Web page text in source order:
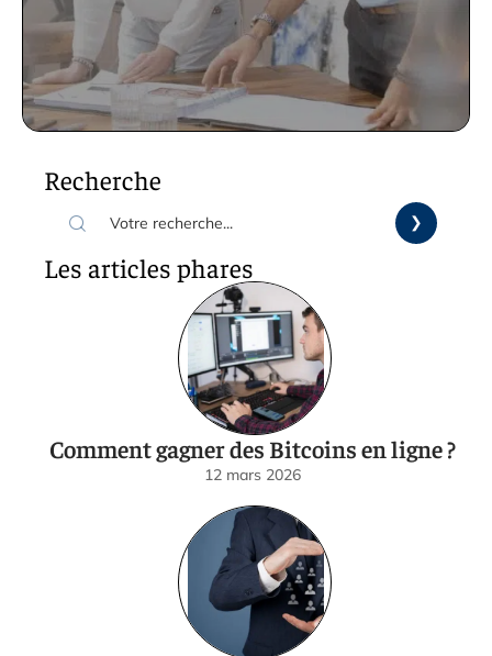
Recherche
Les articles phares
Comment gagner des Bitcoins en ligne ?
12 mars 2026